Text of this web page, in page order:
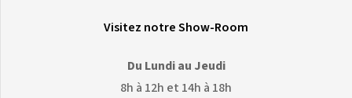
Visitez notre Show-Room
Du Lundi au Jeudi
8h à 12h et 14h à 18h